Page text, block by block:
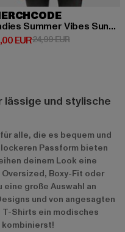
EUR
Ladies Summer Vibes Sunset Oversized Boyfriend
EUR Preis: 12,00 EUR
24,99 EURAktionspreis:
lässige und stylische
alle, die es bequem und
Passform bieten
deinem Look eine
Boxy-Fit oder
große Auswahl an
und von angesagten
Shirts ein modisches
kombinierst!